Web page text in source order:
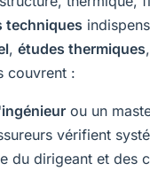
techniques
, études thermiques
couvrent :
ou un
vérifient
du dirigeant et des